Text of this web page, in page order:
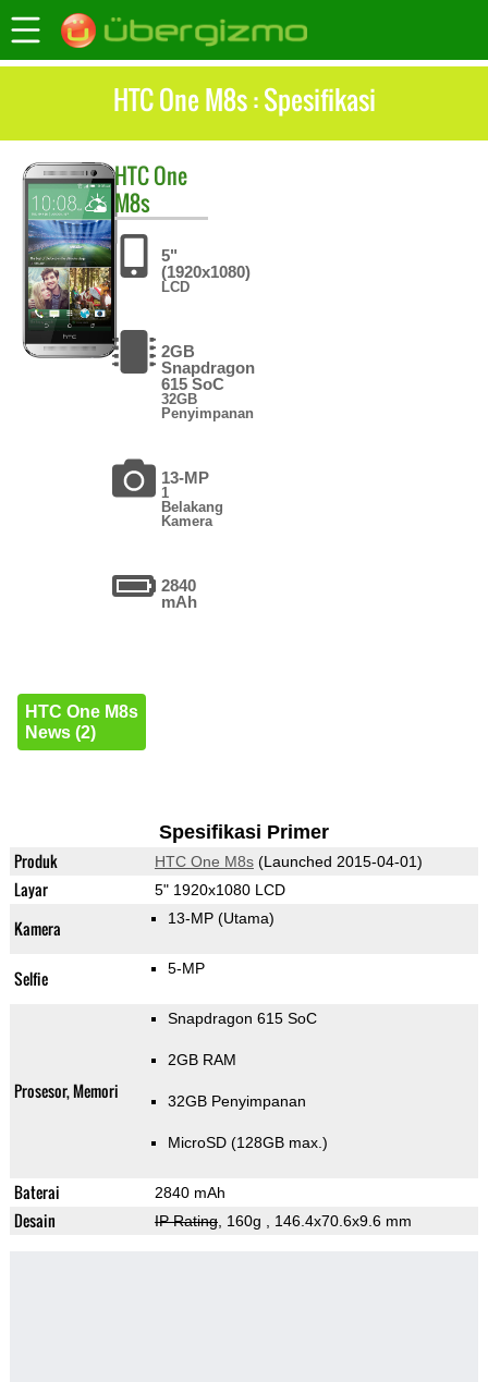
HTC One M8s : Spesifikasi
HTCOne
M8s
5"
(1920x1080)
LCD
2GB
Snapdragon
615 SoC
32GB
Penyimpanan
13-MP
1
Belakang
Kamera
2840
mAh
HTC One M8s
News (2)
Spesifikasi Primer
Produk HTC One M8s(Launched 2015-04-01)
Layar 5" 1920x1080 LCD
Kamera 13-MP (Utama)
Selfie 5-MP
Prosesor, Memori
Snapdragon 615 SoC
2GB RAM
32GB Penyimpanan
MicroSD (128GB max.)
Baterai 2840 mAh
Desain IP Rating, 160g , 146.4x70.6x9.6 mm